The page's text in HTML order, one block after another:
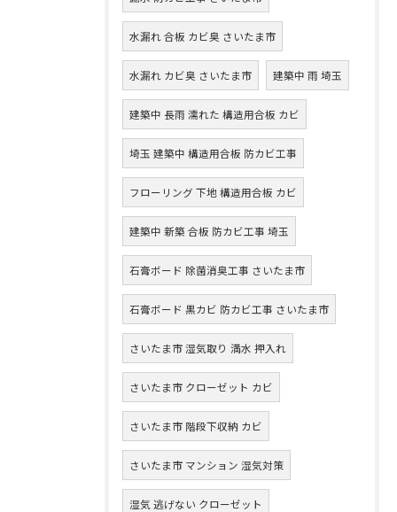
水漏れ 合板 カビ臭 さいたま市
水漏れ カビ臭 さいたま市 建築中 雨 埼玉
建築中 長雨 濡れた 構造用合板 カビ
埼玉 建築中 構造用合板 防カビ工事
フローリング 下地 構造用合板 カビ
建築中 新築 合板 防カビ工事 埼玉
石膏ボード 除菌消臭工事 さいたま市
石膏ボード 黒カビ 防カビ工事 さいたま市
さいたま市 湿気取り 満水 押入れ
さいたま市 クローゼット カビ
さいたま市 階段下収納 カビ
さいたま市 マンション 湿気対策
湿気 逃げない クローゼット